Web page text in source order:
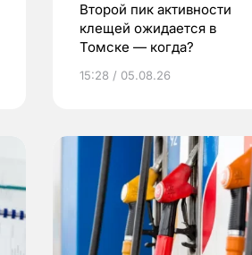
Второй пик активности
клещей ожидается в
Томске — когда?
15:28 / 05.08.26